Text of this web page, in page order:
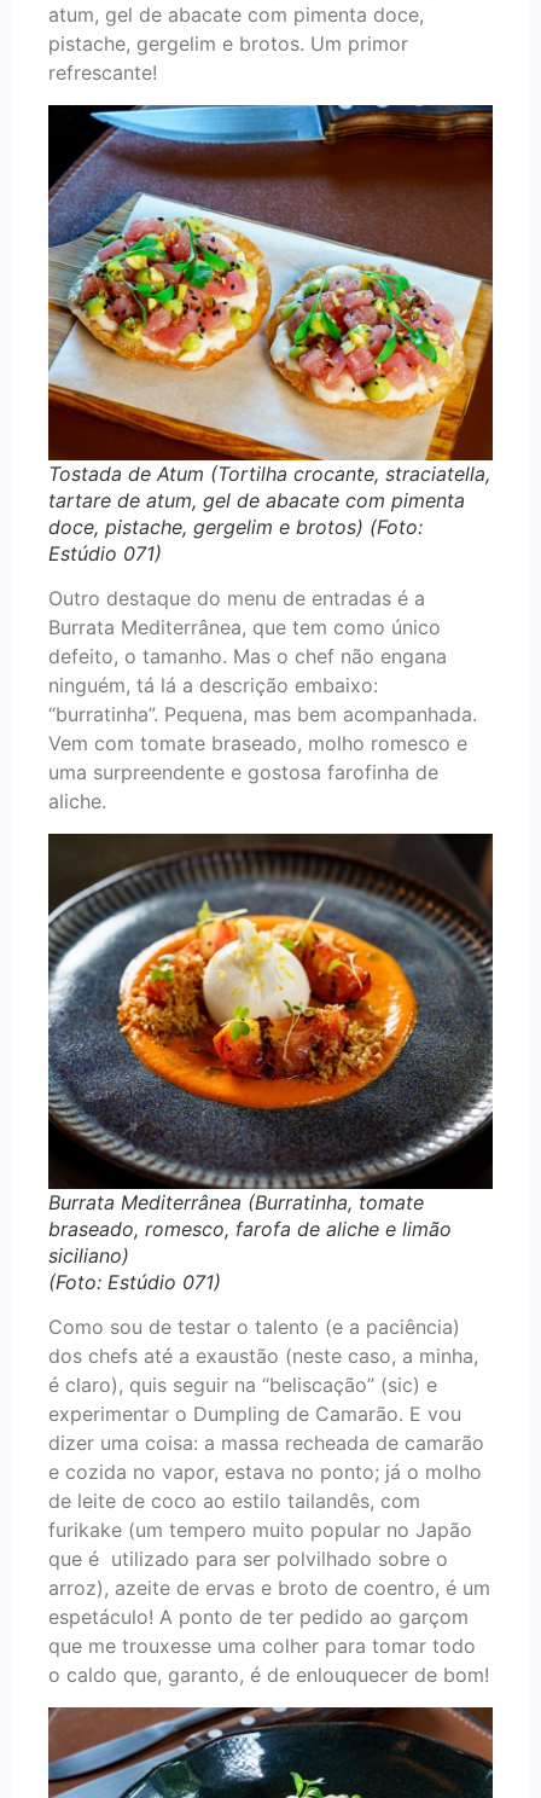
atum, gel de abacate com pimenta doce,
pistache, gergelim e brotos. Um primor
refrescante!
Tostada de Atum (Tortilha crocante, straciatella,
tartare de atum, gel de abacate com pimenta
doce, pistache, gergelim e brotos) (Foto:
Estúdio 071)
Outro destaque do menu de entradas é a
Burrata Mediterrânea, que tem como único
defeito, o tamanho. Mas o chef não engana
ninguém, tá lá a descrição embaixo:
“burratinha”. Pequena, mas bem acompanhada.
Vem com tomate braseado, molho romesco e
uma surpreendente e gostosa farofinha de
aliche.
Burrata Mediterrânea (Burratinha, tomate
braseado, romesco, farofa de aliche e limão
siciliano)
(Foto: Estúdio 071)
Como sou de testar o talento (e a paciência)
dos chefs até a exaustão (neste caso, a minha,
é claro), quis seguir na “beliscação” (sic) e
experimentar o Dumpling de Camarão. E vou
dizer uma coisa: a massa recheada de camarão
e cozida no vapor, estava no ponto; já o molho
de leite de coco ao estilo tailandês, com
furikake (um tempero muito popular no Japão
que é utilizado para ser polvilhado sobre o
arroz), azeite de ervas e broto de coentro, é um
espetáculo! A ponto de ter pedido ao garçom
que me trouxesse uma colher para tomar todo
o caldo que, garanto, é de enlouquecer de bom!